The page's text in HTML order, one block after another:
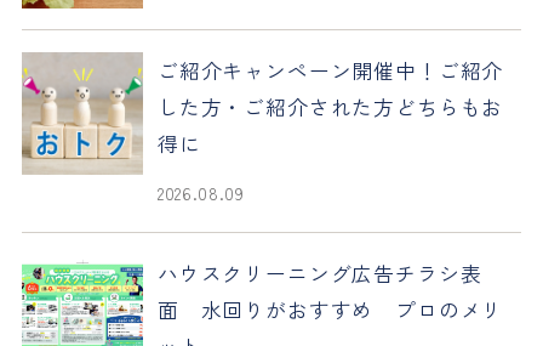
ご紹介キャンペーン開催中！ご紹介
した方・ご紹介された方どちらもお
得に
2026.08.09
ハウスクリーニング広告チラシ表
面 水回りがおすすめ プロのメリ